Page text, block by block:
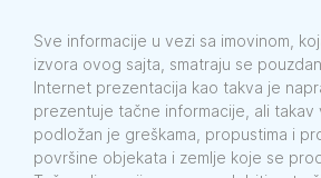
Sve informacije u vezi sa imovinom,
izvora ovog sajta, smatraju se
Internet prezentacija kao takva je
prezentuje tačne informacije, ali
podložan je greškama, propustima i
površine objekata i zemlje koje se